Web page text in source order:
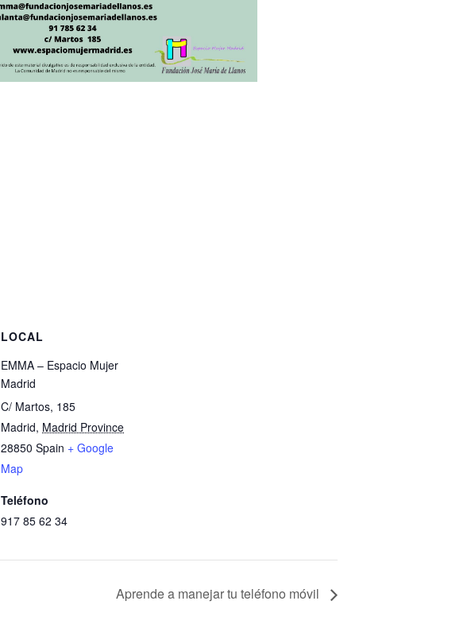
LOCAL
EMMA – Espacio Mujer
Madrid
C/ Martos, 185
Madrid, Madrid Province
28850 Spain + Google
Map
Teléfono
917 85 62 34
Aprende a manejar tu teléfono móvil